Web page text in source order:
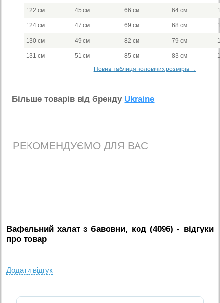
122 см 45 см 66 см 64 см
124 см 47 см 69 см 68 см
130 см 49 см 82 см 79 см
131 см 51 см 85 см 83 см
Повна таблиця чоловічих розмірів →
Бiльше товарiв вiд бренду Ukraine
РЕКОМЕНДУЄМО ДЛЯ ВАС
Вафельний халат з бавовни, код (4096) - вiдгуки
про товар
Додати вiдгук